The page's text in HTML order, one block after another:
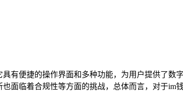
有便捷的操作界面和多种功能，为用户提供了数
面临着合规性等方面的挑战，总体而言，对于